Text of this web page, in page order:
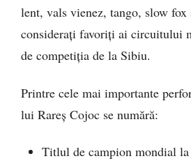
lent, vals vienez, tango, slow
considerați favoriți ai circuitului
de competiția de la Sibiu.
Printre cele mai importante
lui Rareș Cojoc se numără:
Titlul de campion mondial